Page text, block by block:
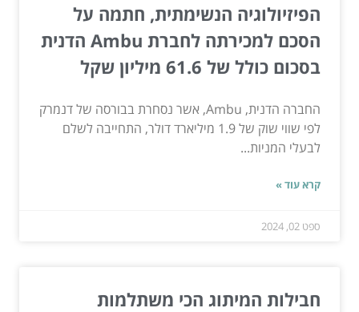
הפיזיולוגיה הנשימתית, חתמה על
הסכם למכירתה לחברת Ambu הדנית
בסכום כולל של 61.6 מיליון שקל
החברה הדנית, Ambu, אשר נסחרת בבורסה של דנמרק
לפי שווי שוק של 1.9 מיליארד דולר, התחייבה לשלם
לבעלי המניות...
קרא עוד »
ספט 02, 2024
חבילות המיתוג הכי משתלמות